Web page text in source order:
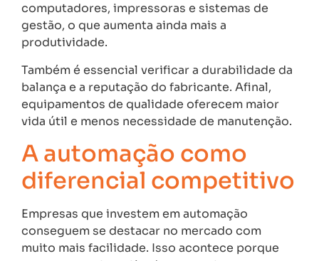
computadores, impressoras e sistemas de
gestão, o que aumenta ainda mais a
produtividade.
Também é essencial verificar a durabilidade da
balança e a reputação do fabricante. Afinal,
equipamentos de qualidade oferecem maior
vida útil e menos necessidade de manutenção.
A automação como
diferencial competitivo
Empresas que investem em automação
conseguem se destacar no mercado com
muito mais facilidade. Isso acontece porque